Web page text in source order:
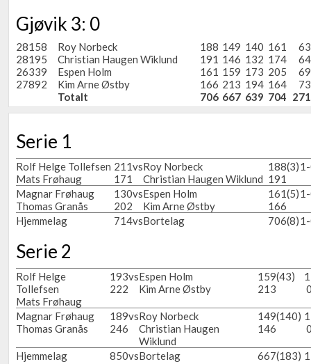
Gjøvik 3: 0
28158 Roy Norbeck 188 149 140 161
28195
Christian Haugen Wiklund 191 146 132 174
26339
Espen Holm 161 159 173 205
27892
Kim Arne Østby 166 213 194 164
Totalt
706 667 639 704
Serie 1
Rolf Helge Tollefsen
Mats Frøhaug
211
171
vsRoy Norbeck
Christian Haugen Wiklund
188
191
(3)
Magnar Frøhaug
Thomas Granås
130
202
vsEspen Holm
Kim Arne Østby
161
166
(5)
Hjemmelag 714vsBortelag 706(8)
Serie 2
Rolf Helge
Tollefsen
Mats Frøhaug
193
222
vsEspen Holm
Kim Arne Østby
159
213
(43)
Magnar Frøhaug
Thomas Granås
189
246
vsRoy Norbeck
Christian Haugen
Wiklund
149
146
(140)
Hjemmelag 850vsBortelag 667(183)